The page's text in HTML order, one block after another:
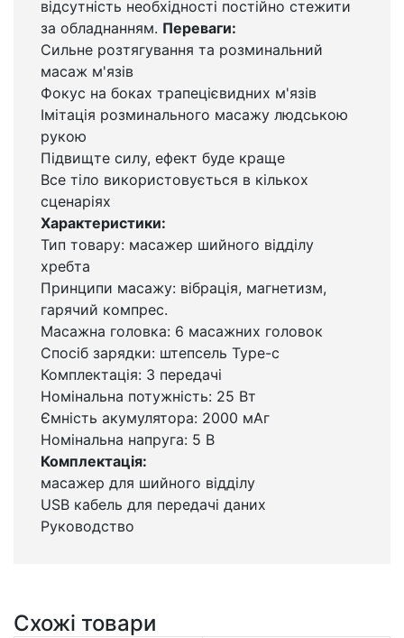
відсутність необхідності постійно стежити
за обладнанням. Переваги:
Сильне розтягування та розминальний
масаж м'язів
Фокус на боках трапецієвидних м'язів
Імітація розминального масажу людською
рукою
Підвищте силу, ефект буде краще
Все тіло використовується в кількох
сценаріях
Характеристики:
Тип товару: масажер шийного відділу
хребта
Принципи масажу: вібрація, магнетизм,
гарячий компрес.
Масажна головка: 6 масажних головок
Спосіб зарядки: штепсель Type-c
Комплектація: 3 передачі
Номінальна потужність: 25 Вт
Ємність акумулятора: 2000 мАг
Номінальна напруга: 5 В
Комплектація:
масажер для шийного відділу
USB кабель для передачі даних
Руководство
Схожі товари